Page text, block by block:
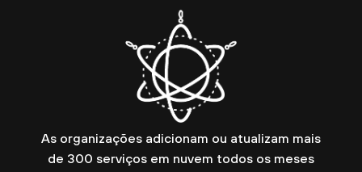
As organizações adicionam ou atualizam mais
de 300 serviços em nuvem todos os meses